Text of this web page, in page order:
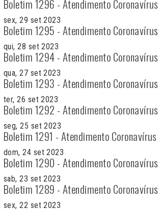
Boletim 1296 - Atendimento Coronavírus
sex, 29 set 2023
Boletim 1295 - Atendimento Coronavírus
qui, 28 set 2023
Boletim 1294 - Atendimento Coronavírus
qua, 27 set 2023
Boletim 1293 - Atendimento Coronavírus
ter, 26 set 2023
Boletim 1292 - Atendimento Coronavírus
seg, 25 set 2023
Boletim 1291 - Atendimento Coronavírus
dom, 24 set 2023
Boletim 1290 - Atendimento Coronavírus
sab, 23 set 2023
Boletim 1289 - Atendimento Coronavírus
sex, 22 set 2023